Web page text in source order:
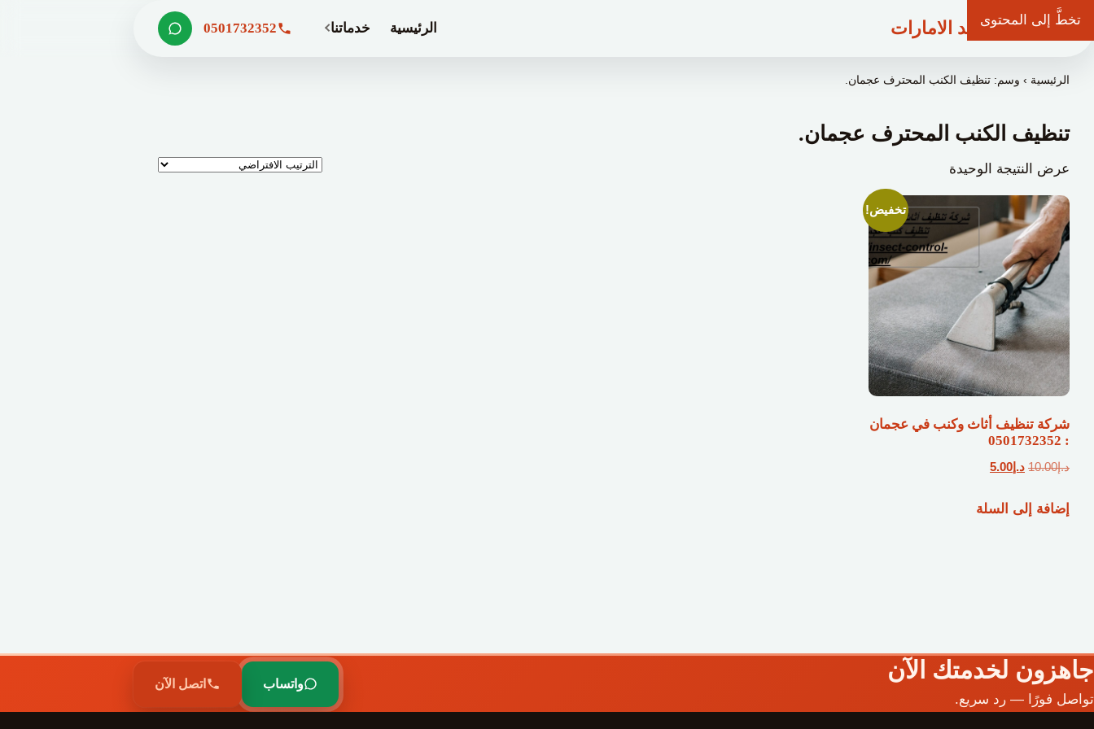
تخطَّ إلى المحتوى
شركة وعد الامارات الرئيسية خدماتنا 0501732352
الرئيسية › وسم: تنظيف الكنب المحترف عجمان.
تنظيف الكنب المحترف عجمان.
عرض النتيجة الوحيدة
تخفيض!
شركة تنظيف أثاث وكنب في عجمان
: 0501732352
د.إ10.00 السعر
هو:
د.إ 5.00السعر
هو:
إضافة إلى السلة
جاهزون لخدمتك الآن
تواصل فورًا — رد سريع.
واتساب اتصل الآن